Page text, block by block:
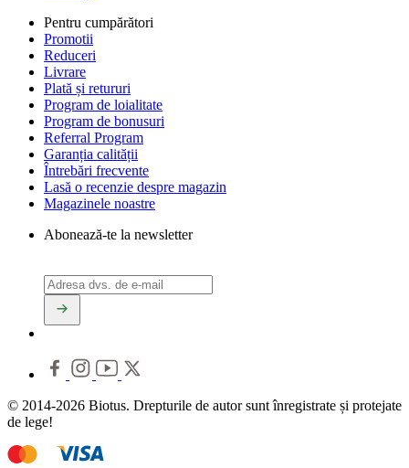
Pentru cumpărători
Promotii
Reduceri
Livrare
Plată și retururi
Program de loialitate
Program de bonusuri
Referral Program
Garanția calității
Întrebări frecvente
Lasă o recenzie despre magazin
Magazinele noastre
Abonează-te la newsletter
© 2014-2026 Biotus. Drepturile de autor sunt înregistrate și protejate
de lege!